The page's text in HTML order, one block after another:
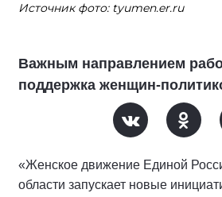
Источник фото: tyumen.er.ru
Важным направлением
поддержка женщин-
«Женское движение Единой
области запускает новые